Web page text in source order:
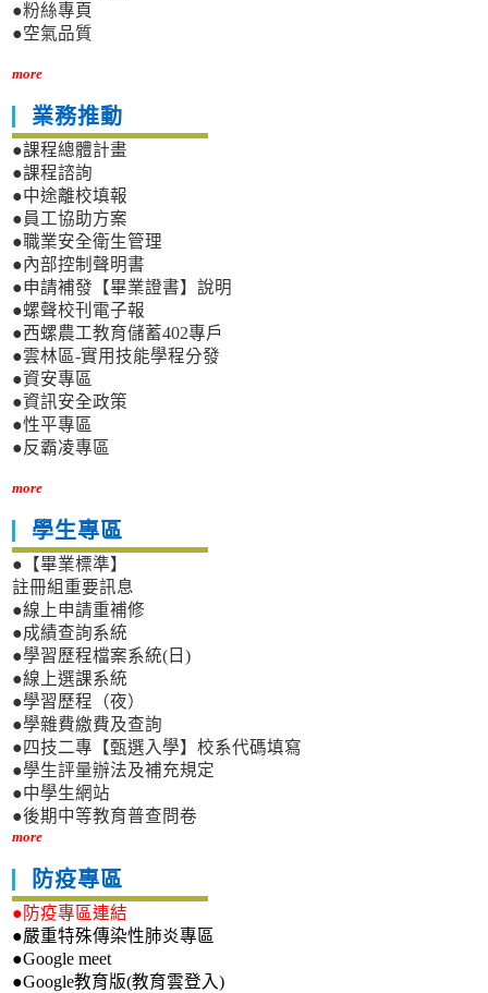
●粉絲專頁
●空氣品質
more
業務推動
●課程總體計畫
●課程諮詢
●中途離校填報
●員工協助方案
●職業安全衛生管理
●內部控制聲明書
●申請補發【畢業證書】說明
●螺聲校刊電子報
●西螺農工教育儲蓄402專戶
●雲林區-實用技能學程分發
●資安專區
●資訊安全政策
●性平專區
●反霸凌專區
more
學生專區
●【畢業標準】
註冊組重要訊息
●線上申請重補修
●成績查詢系統
●學習歷程檔案系統(日)
●線上選課系統
●學習歷程（夜）
●學雜費繳費及查詢
●四技二專【甄選入學】校系代碼填寫
●學生評量辦法及補充規定
●中學生網站
●後期中等教育普查問卷
more
防疫專區
●防疫專區連結
●嚴重特殊傳染性肺炎專區
●Google meet
●Google教育版(教育雲登入)